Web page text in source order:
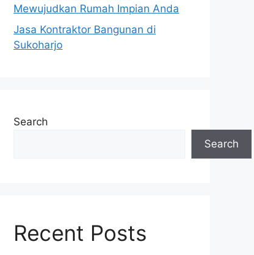
Mewujudkan Rumah Impian Anda
Jasa Kontraktor Bangunan di
Sukoharjo
Search
Search
Recent Posts